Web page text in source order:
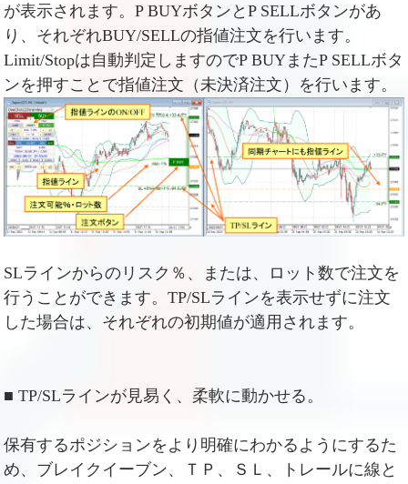
が表示されます。P BUYボタンとP SELLボタンがあ
り、それぞれBUY/SELLの指値注文を行います。
Limit/Stopは自動判定しますのでP BUYまたP SELLボタ
ンを押すことで指値注文（未決済注文）を行います。
SLラインからのリスク％、または、ロット数で注文を
行うことができます。TP/SLラインを表示せずに注文
した場合は、それぞれの初期値が適用されます。
■ TP/SLラインが見易く、柔軟に動かせる。
保有するポジションをより明確にわかるようにするた
め、ブレイクイーブン、ＴＰ、ＳＬ、トレールに線と